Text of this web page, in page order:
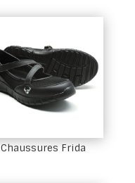
Chaussures Frida